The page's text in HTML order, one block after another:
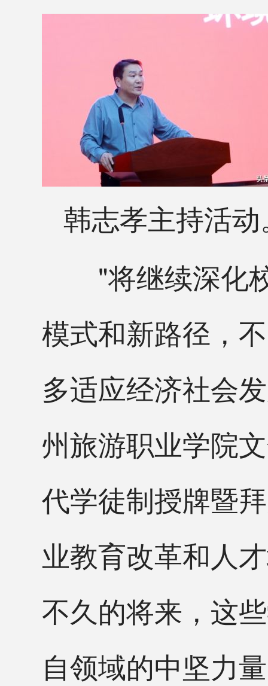
韩志孝主持活
"将继续深化校
模式和新路径，
多适应经济社会
州旅游职业学院
代学徒制授牌暨
业教育改革和人
不久的将来，这
自领域的中坚力